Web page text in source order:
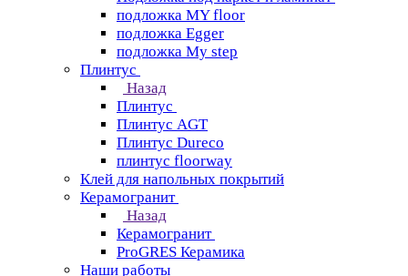
подложка MY floor
подложка Egger
подложка My step
Плинтус
Назад
Плинтус
Плинтус AGT
Плинтус Dureco
плинтус floorway
Клей для напольных покрытий
Керамогранит
Назад
Керамогранит
ProGRES Керамика
Наши работы